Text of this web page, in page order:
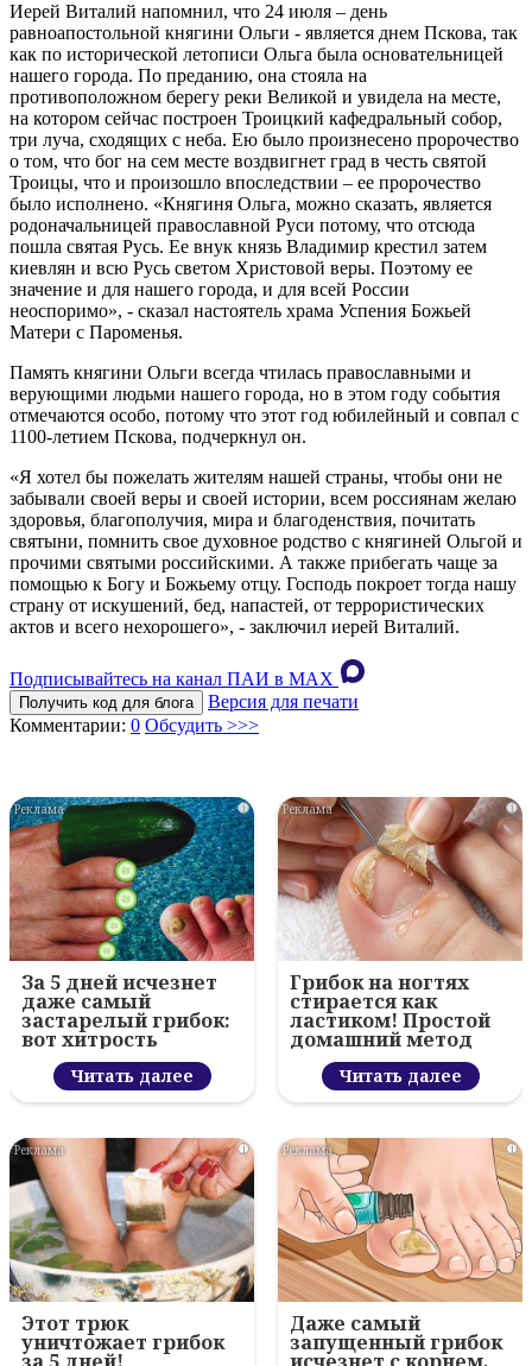
Иерей Виталий напомнил, что 24 июля – день
равноапостольной княгини Ольги - является днем Пскова, так
как по исторической летописи Ольга была основательницей
нашего города. По преданию, она стояла на
противоположном берегу реки Великой и увидела на месте,
на котором сейчас построен Троицкий кафедральный собор,
три луча, сходящих с неба. Ею было произнесено пророчество
о том, что бог на сем месте воздвигнет град в честь святой
Троицы, что и произошло впоследствии – ее пророчество
было исполнено. «Княгиня Ольга, можно сказать, является
родоначальницей православной Руси потому, что отсюда
пошла святая Русь. Ее внук князь Владимир крестил затем
киевлян и всю Русь светом Христовой веры. Поэтому ее
значение и для нашего города, и для всей России
неоспоримо», - сказал настоятель храма Успения Божьей
Матери с Пароменья.
Память княгини Ольги всегда чтилась православными и
верующими людьми нашего города, но в этом году события
отмечаются особо, потому что этот год юбилейный и совпал с
1100-летием Пскова, подчеркнул он.
«Я хотел бы пожелать жителям нашей страны, чтобы они не
забывали своей веры и своей истории, всем россиянам желаю
здоровья, благополучия, мира и благоденствия, почитать
святыни, помнить свое духовное родство с княгиней Ольгой и
прочими святыми российскими. А также прибегать чаще за
помощью к Богу и Божьему отцу. Господь покроет тогда нашу
страну от искушений, бед, напастей, от террористических
актов и всего нехорошего», - заключил иерей Виталий.
Подписывайтесь на канал ПАИ в MAХ
Получить код для блога
Версия для печати
Комментарии: 0 Обсудить >>>
i
За 5 дней исчезнет
даже самый
застарелый грибок:
вот хитрость
Читать далее
i
Грибок на ногтях
стирается как
ластиком! Простой
домашний метод
Читать далее
i
Этот трюк
уничтожает грибок
i
Даже самый
запущенный грибок